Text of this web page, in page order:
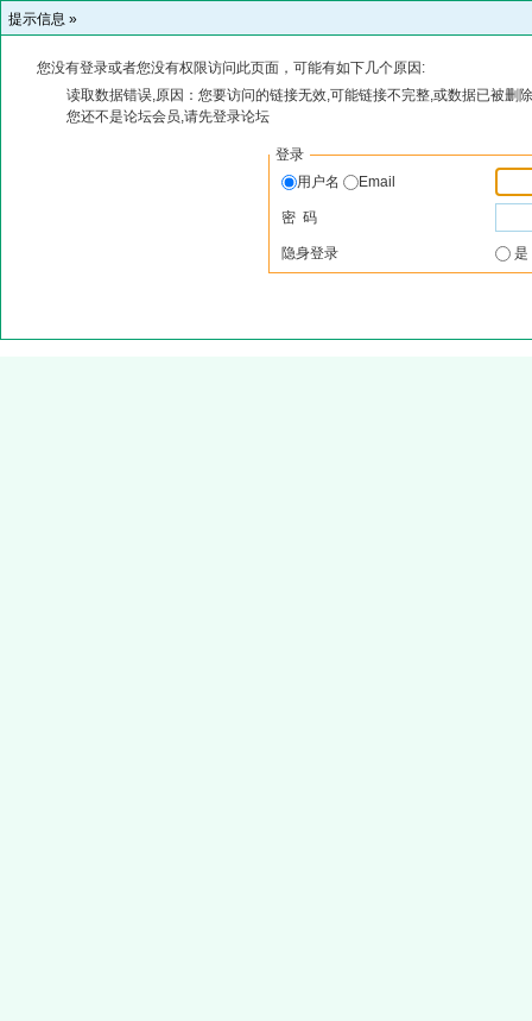
提示信息 »
您没有登录或者您没有权限访问此页面，可能有如下几个原因:
读取数据错误,原因：您要访问的链接无效,可能链接不完整,或数据已被删
您还不是论坛会员,请先登录论坛
登录
用户名
Email
密 码
隐身登录